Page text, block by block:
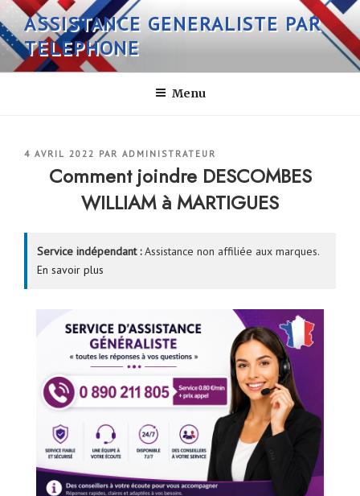
Aller
au
contenu
principal
ASSISTANCE GENERALISTE PAR
TELEPHONE
Menu
PUBLIÉ
4 AVRIL 2022 PAR ADMINISTRATEUR
Comment joindre DESCOMBES
WILLIAM à MARTIGUES
Service indépendant :Assistance non affiliée aux marques.
En savoir plus